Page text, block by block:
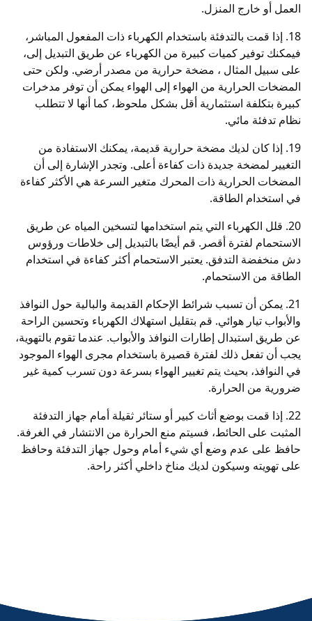
العمل أو خارج المنزل.
18. إذا قمت بالتدفئة باستخدام الكهرباء ذات المفعول المباشر،
فيمكنك توفير كميات كبيرة من الكهرباء عن طريق التبديل إلى،
على سبيل المثال ، مضخة حرارية من مصدر أرضي. ولكن حتى
المضخات الحرارية من الهواء إلى الهواء يمكن أن توفر مدخرات
كبيرة بتكلفة استثمارية أقل بشكل ملحوظ، كما أنها لا تتطلب
نظام تدفئة مائي.
19. إذا كان لديك مضخة حرارية قديمة، يمكنك الاستفادة من
التغيير لمضخة جديدة ذات كفاءة أعلى. وتجدر الإشارة إلى أن
المضخات الحرارية ذات المحرك متغير السرعة هي الأكثر كفاءة
في استخدام الطاقة.
20. قلل الكهرباء التي يتم استخدامها لتسخين المياه عن طريق
الاستحمام لفترة أقصر. قم أيضًا بالتبديل إلى خلاطات ورؤوس
دش منخفضة التدفق. يعتبر الاستحمام أكثر كفاءة في استخدام
الطاقة من الاستحمام.
21. يمكن أن تسبب شرائط الإحكام القديمة والبالية حول النوافذ
والأبواب تيار هوائي. قم بتقليل استهلاك الكهرباء وتحسين الراحة
عن طريق استبدال إطارات النوافذ والأبواب. عندما تقوم بالتهوية،
يجب أن تفعل ذلك لفترة قصيرة باستخدام مجرى الهواء الموجود
في النوافذ، بحيث يتم تغيير الهواء بسرعة دون تسرب كمية غير
ضرورية من الحرارة.
22. إذا قمت بوضع أثاث كبير أو ستائر ثقيلة أمام جهاز التدفئة
المثبت على الحائط، فسيتم منع الحرارة من الانتشار في الغرفة.
حافظ على عدم وضع أي شيء أمام وحول جهاز التدفئة وحافظ
على تهويته وسيكون لديك مناخ داخلي أكثر راحة.